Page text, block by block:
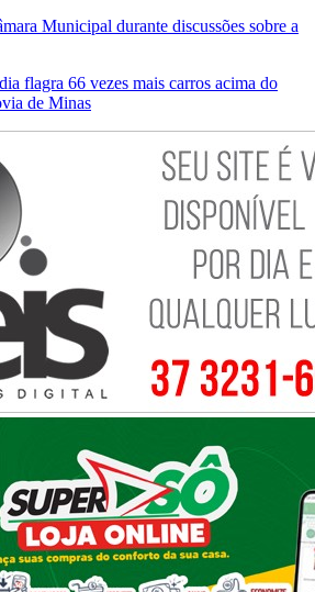
Municipal durante discussões sobre a
flagra 66 vezes mais carros acima do
de Minas